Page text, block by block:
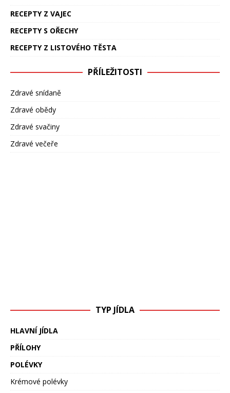
RECEPTY Z VAJEC
RECEPTY S OŘECHY
RECEPTY Z LISTOVÉHO TĚSTA
PŘÍLEŽITOSTI
Zdravé snídaně
Zdravé obědy
Zdravé svačiny
Zdravé večeře
TYP JÍDLA
HLAVNÍ JÍDLA
PŘÍLOHY
POLÉVKY
Krémové polévky